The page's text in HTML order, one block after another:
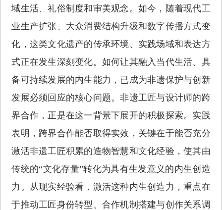
域生活、礼俗制度和审美观念。如今，随着现代工
业生产扩张、大众消费结构升级和数字传播方式变
化，这类文化遗产的传承环境、实践场域和表达方
式正在发生深刻变化。如何让其融入当代生活、具
备可持续发展的内生能力，已成为非遗保护与创新
发展必须回应的核心问题。非遗工匠与设计师的跨
界合作，正是在这一背景下展开的积极探索。实践
表明，跨界合作能否取得实效，关键在于能否充分
激活非遗工匠积累的造物智慧和文化经验，使其由
传统的“文化存量”转化为具有生发意义的内生创造
力。从现实经验看，激活这种内生创造力，重点在
于推动工匠身份转型、合作机制搭建与创作关系调